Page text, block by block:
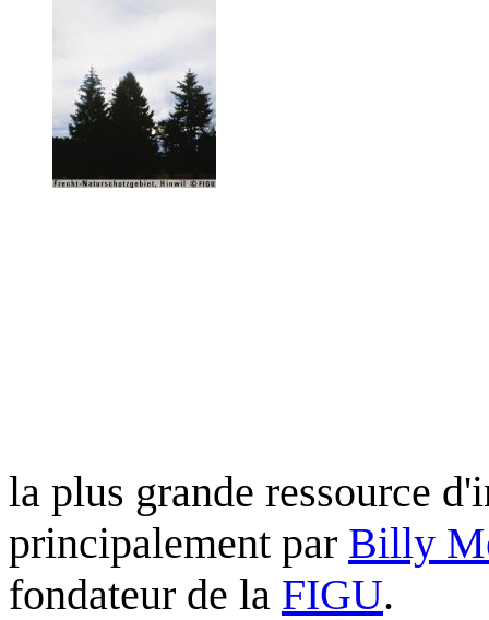
la plus grande ressource
principalement par Billy
fondateur de la FIGU.